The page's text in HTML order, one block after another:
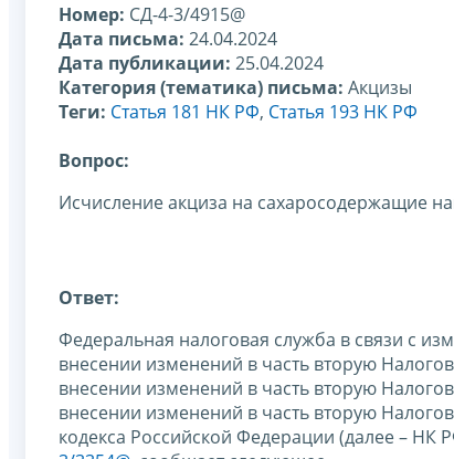
Номер: СД-4-3/4915@
Дата письма: 24.04.2024
Дата публикации: 25.04.2024
Категория (тематика) письма: Акцизы
Теги: Статья 181 НК РФ, Статья 193 НК РФ
Вопрос:
Исчисление акциза на сахаросодержащие
Ответ:
Федеральная налоговая служба в связи с
внесении изменений в часть вторую
внесении изменений в часть вторую
внесении изменений в часть вторую
кодекса Российской Федерации (далее – НК